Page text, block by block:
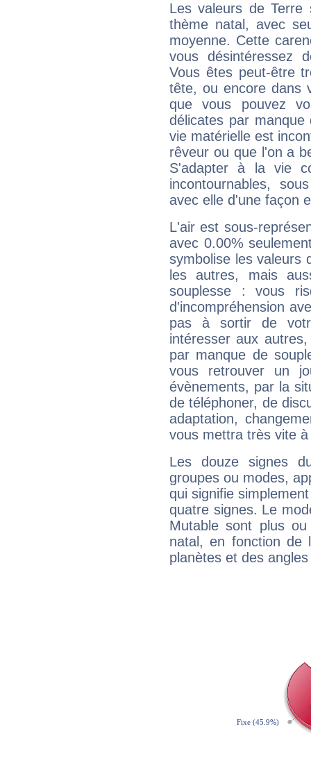
Les valeurs de Terre
thème natal, avec
moyenne. Cette
vous désintéressez
Vous êtes peut-être
tête, ou encore dans
que vous pouvez
délicates par
vie matérielle est
rêveur ou que l'on a
S'adapter à la vie
incontournables,
avec elle d'une façon
L'air est sous-
avec 0.00%
symbolise les valeurs
les autres, mais
souplesse : vous
d'incompréhension
pas à sortir de
intéresser aux
par manque de
vous retrouver un
évènements, par la
de téléphoner, de
adaptation,
vous mettra très vite
Les douze signes
groupes ou modes,
qui signifie
quatre signes. Le
Mutable sont plus
natal, en fonction de
planètes et des